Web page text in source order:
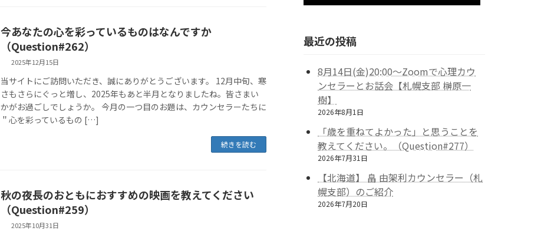
今あなたの心を彩っているものはなんですか
（Question#262）
2025年12月15日
当サイトにご訪問いただき、誠にありがとうございます。 12月中旬、寒
さもさらにぐっと増し、2025年もあと半月となりましたね。皆さまい
かがお過ごしでしょうか。 今月の一つ目のお題は、カウンセラーたちに
＂心を彩っているもの […]
続きを読む
秋の夜長のおともにおすすめの映画を教えてください
（Question#259）
2025年10月31日
最近の投稿
8月14日(金)20:00～Zoomで心理カウ
ンセラーとお話会【札幌支部 榊原一
樹】
2026年8月1日
「歳を重ねてよかった」と思うことを
教えてください。（Question#277）
2026年7月31日
【北海道】 畠 由架利カウンセラー（札
幌支部）のご紹介
2026年7月20日